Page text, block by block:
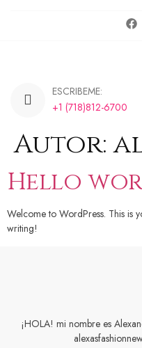
ESCRIBEME:
+1 (718)812-6700
Autor:
Hello
Welcome to WordPress. This is
writing!
¡HOLA! mi nombre es